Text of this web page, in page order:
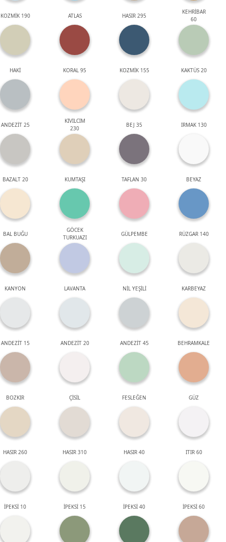
KOZMİK 190 ATLAS HASIR 295
KEHRİBAR
60
HAKİ KORAL 95 KOZMİK 155 KAKTÜS 20
ANDEZİT 25
KIVILCIM
230
BEJ 35 IRMAK 130
BAZALT 20 KUMTAŞI TAFLAN 30 BEYAZ
BAL BUĞU
GÖCEK
TURKUAZI
GÜLPEMBE RÜZGAR 140
KANYON LAVANTA NİL YEŞİLİ KARBEYAZ
ANDEZİT 15 ANDEZİT 20 ANDEZİT 45 BEHRAMKALE
BOZKIR ÇİSİL FESLEĞEN GÜZ
HASIR 260 HASIR 310 HASIR 40 ITIR 60
İPEKSİ 10 İPEKSİ 15 İPEKSİ 40 İPEKSİ 60